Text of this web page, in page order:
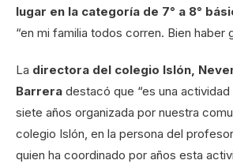
lugar en la categoría de 7° a 8°
“en mi familia todos corren. Bien haber
La directora del colegio Islón,
Barrera destacó que “es una
siete años organizada por nuestra
colegio Islón, en la persona del
quien ha coordinado por años esta